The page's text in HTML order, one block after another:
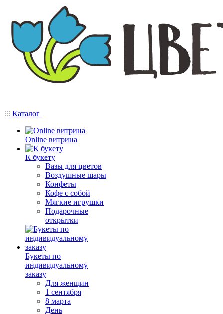
Каталог
Online витрина
К букету
Вазы для цветов
Воздушные шары
Конфеты
Кофе с собой
Мягкие игрушки
Подарочные
открытки
Букеты по
индивидуальному
заказу
Для женщин
1 сентября
8 марта
День